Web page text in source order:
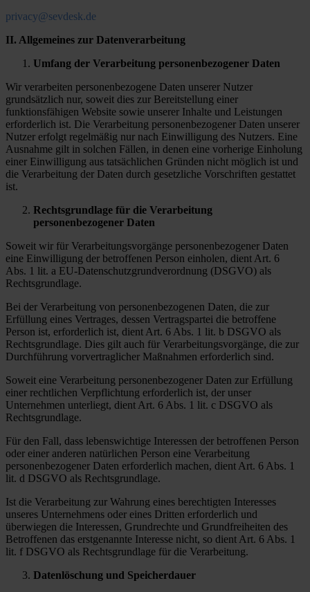
privacy@sevdesk.de
II. Allgemeines zur Datenverarbeitung
Umfang der Verarbeitung personenbezogener Daten
Wir verarbeiten personenbezogene Daten unserer Nutzer
grundsätzlich nur, soweit dies zur Bereitstellung einer
funktionsfähigen Website sowie unserer Inhalte und Leistungen
erforderlich ist. Die Verarbeitung personenbezogener Daten unserer
Nutzer erfolgt regelmäßig nur nach Einwilligung des Nutzers. Eine
Ausnahme gilt in solchen Fällen, in denen eine vorherige Einholung
einer Einwilligung aus tatsächlichen Gründen nicht möglich ist und
die Verarbeitung der Daten durch gesetzliche Vorschriften gestattet
ist.
Rechtsgrundlage für die Verarbeitung
personenbezogener Daten
Soweit wir für Verarbeitungsvorgänge personenbezogener Daten
eine Einwilligung der betroffenen Person einholen, dient Art. 6
Abs. 1 lit. a EU-Datenschutzgrundverordnung (DSGVO) als
Rechtsgrundlage.
Bei der Verarbeitung von personenbezogenen Daten, die zur
Erfüllung eines Vertrages, dessen Vertragspartei die betroffene
Person ist, erforderlich ist, dient Art. 6 Abs. 1 lit. b DSGVO als
Rechtsgrundlage. Dies gilt auch für Verarbeitungsvorgänge, die zur
Durchführung vorvertraglicher Maßnahmen erforderlich sind.
Soweit eine Verarbeitung personenbezogener Daten zur Erfüllung
einer rechtlichen Verpflichtung erforderlich ist, der unser
Unternehmen unterliegt, dient Art. 6 Abs. 1 lit. c DSGVO als
Rechtsgrundlage.
Für den Fall, dass lebenswichtige Interessen der betroffenen Person
oder einer anderen natürlichen Person eine Verarbeitung
personenbezogener Daten erforderlich machen, dient Art. 6 Abs. 1
lit. d DSGVO als Rechtsgrundlage.
Ist die Verarbeitung zur Wahrung eines berechtigten Interesses
unseres Unternehmens oder eines Dritten erforderlich und
überwiegen die Interessen, Grundrechte und Grundfreiheiten des
Betroffenen das erstgenannte Interesse nicht, so dient Art. 6 Abs. 1
lit. f DSGVO als Rechtsgrundlage für die Verarbeitung.
Datenlöschung und Speicherdauer